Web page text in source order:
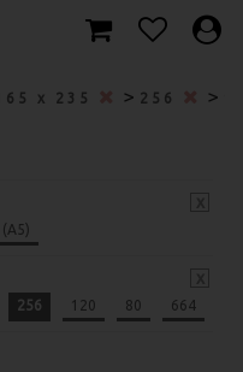
x 235 > 256 >
256 120 80 664